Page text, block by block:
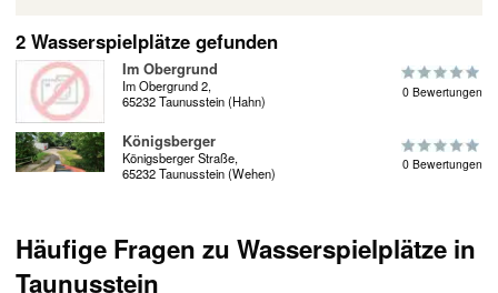
2 Wasserspielplätze gefunden
Im Obergrund
Im Obergrund 2,
65232 Taunusstein (Hahn)
0 Bewertungen
Königsberger
Königsberger Straße,
65232 Taunusstein (Wehen)
0 Bewertungen
Häufige Fragen zu Wasserspielplätze in
Taunusstein